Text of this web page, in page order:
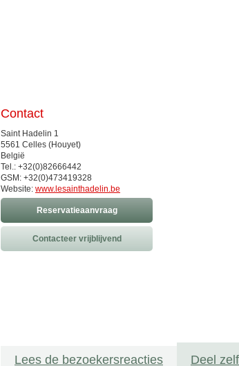
Contact
Saint Hadelin 1
5561 Celles (Houyet)
België
Tel.: +32(0)82666442
GSM: +32(0)473419328
Website: www.lesainthadelin.be
Reservatieaanvraag
Contacteer vrijblijvend
Lees de bezoekersreacties Deel